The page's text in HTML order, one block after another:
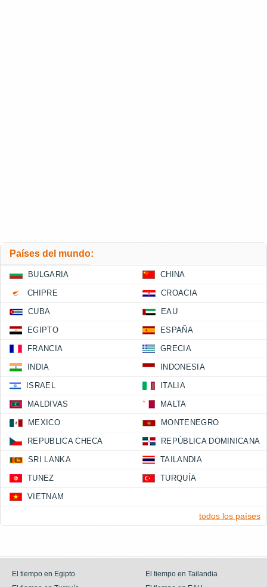
Países del mundo:
BULGARIA CHINA
CHIPRE CROACIA
CUBA EAU
EGIPTO ESPAÑA
FRANCIA GRECIA
INDIA INDONESIA
ISRAEL ITALIA
MALDIVAS MALTA
MEXICO MONTENEGRO
REPUBLICA CHECA REPÚBLICA DOMINICANA
SRI LANKA TAILANDIA
TUNEZ TURQUÍA
VIETNAM
todos los países
El tiempo en Egipto
El tiempo en Tailandia